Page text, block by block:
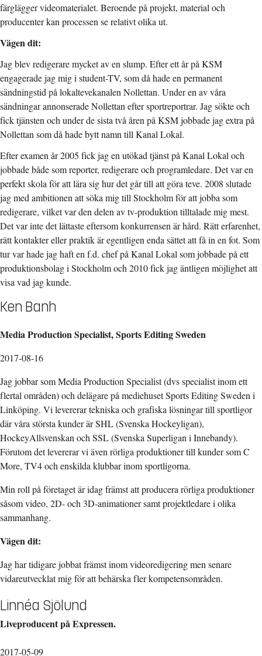
färglägger videomaterialet. Beroende på projekt, material och
producenter kan processen se relativt olika ut.
Vägen dit:
Jag blev redigerare mycket av en slump. Efter ett år på KSM
engagerade jag mig i student-TV, som då hade en permanent
sändningstid på lokaltevekanalen Nollettan. Under en av våra
sändningar annonserade Nollettan efter sportreportrar. Jag sökte och
fick tjänsten och under de sista två åren på KSM jobbade jag extra på
Nollettan som då hade bytt namn till Kanal Lokal.
Efter examen år 2005 fick jag en utökad tjänst på Kanal Lokal och
jobbade både som reporter, redigerare och programledare. Det var en
perfekt skola för att lära sig hur det går till att göra teve. 2008 slutade
jag med ambitionen att söka mig till Stockholm för att jobba som
redigerare, vilket var den delen av tv-produktion tilltalade mig mest.
Det var inte det lättaste eftersom konkurrensen är hård. Rätt erfarenhet,
rätt kontakter eller praktik är egentligen enda sättet att få in en fot. Som
tur var hade jag haft en f.d. chef på Kanal Lokal som jobbade på ett
produktionsbolag i Stockholm och 2010 fick jag äntligen möjlighet att
visa vad jag kunde.
Ken Banh
Media Production Specialist, Sports Editing Sweden
2017-08-16
Jag jobbar som Media Production Specialist (dvs specialist inom ett
flertal områden) och delägare på mediehuset Sports Editing Sweden i
Linköping. Vi levererar tekniska och grafiska lösningar till sportligor
där våra största kunder är SHL (Svenska Hockeyligan),
HockeyAllsvenskan och SSL (Svenska Superligan i Innebandy).
Förutom det levererar vi även rörliga produktioner till kunder som C
More, TV4 och enskilda klubbar inom sportligorna.
Min roll på företaget är idag främst att producera rörliga produktioner
såsom video, 2D- och 3D-animationer samt projektledare i olika
sammanhang.
Vägen dit:
Jag har tidigare jobbat främst inom videoredigering men senare
vidareutvecklat mig för att behärska fler kompetensområden.
Linnéa Sjölund
Liveproducent på Expressen.
2017-05-09